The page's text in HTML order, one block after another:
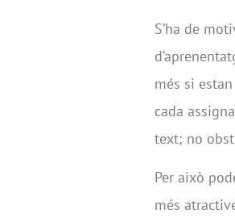
S’ha de
més si
cada
text; no
Per això
més